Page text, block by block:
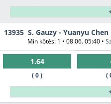
13935 S. Gauzy - Yuanyu Chen
Min kötés: 1 • 08.06. 05:40 •
1.64
( 0 ) (